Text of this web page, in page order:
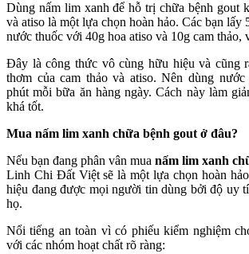
Dùng nấm lim xanh để hỗ trị chữa bệnh gout
và atiso là một lựa chọn hoàn hảo. Các bạn lấy
nước thuốc với 40g hoa atiso và 10g cam thảo,
Đây là công thức vô cùng hữu hiệu và cũng
thơm của cam thảo và atiso. Nên dùng
phút mỗi bữa ăn hàng ngày. Cách này làm
khá tốt.
Mua nấm lim xanh chữa bệnh gout ở đâu?
Nếu bạn đang phân vân mua nấm lim xanh
Linh Chi Đất Việt sẽ là một lựa chọn hoàn
hiệu đang được mọi người tin dùng bởi độ uy
họ.
Nổi tiếng an toàn vì có phiếu kiểm nghiệm
với các nhóm hoạt chất rõ ràng: